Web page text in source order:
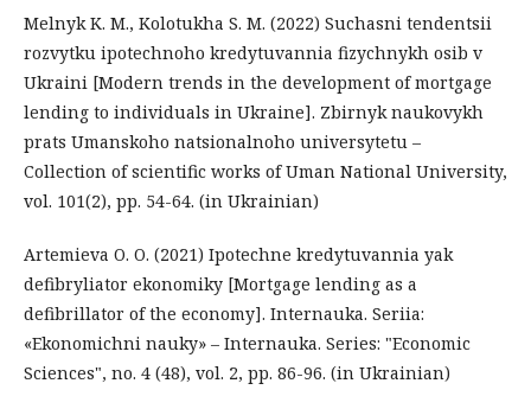
Melnyk K. M., Kolotukha S. M. (2022) Suchasni tendentsii
rozvytku ipotechnoho kredytuvannia fizychnykh osib v
Ukraini [Modern trends in the development of mortgage
lending to individuals in Ukraine]. Zbirnyk naukovykh
prats Umanskoho natsionalnoho universytetu –
Collection of scientific works of Uman National University,
vol. 101(2), pp. 54-64. (in Ukrainian)
Artemieva O. O. (2021) Ipotechne kredytuvannia yak
defibryliator ekonomiky [Mortgage lending as a
defibrillator of the economy]. Internauka. Seriia:
«Ekonomichni nauky» – Internauka. Series: "Economic
Sciences", no. 4 (48), vol. 2, pp. 86-96. (in Ukrainian)